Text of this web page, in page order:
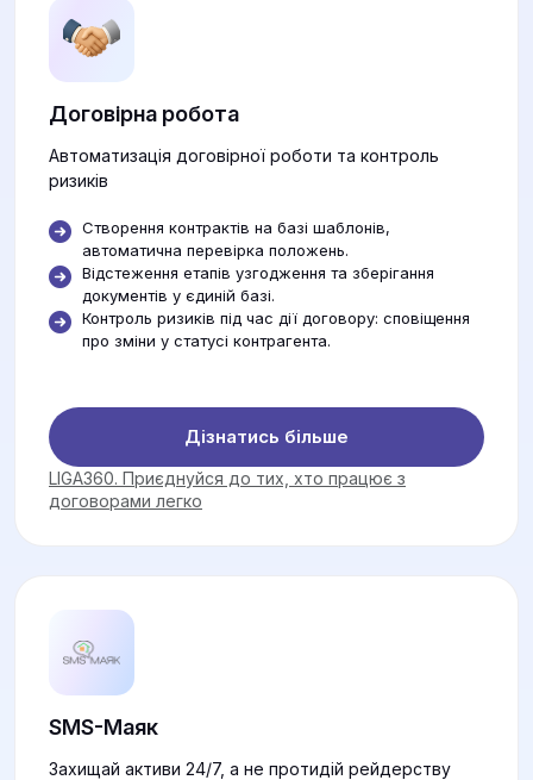
Договірна робота
Автоматизація договірної роботи та контроль
ризиків
Створення контрактів на базі шаблонів,
автоматична перевірка положень.
Відстеження етапів узгодження та зберігання
документів у єдиній базі.
Контроль ризиків під час дії договору: сповіщення
про зміни у статусі контрагента.
Дізнатись більше
LIGA360. Приєднуйся до тих, хто працює з
договорами легко
SMS-Маяк
Захищай активи 24/7, а не протидій рейдерству